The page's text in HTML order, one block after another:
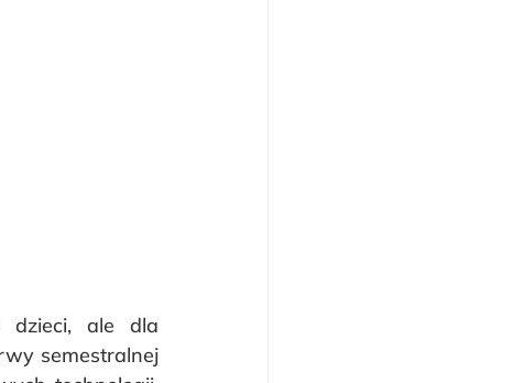
dzieci, ale dla
semestralnej